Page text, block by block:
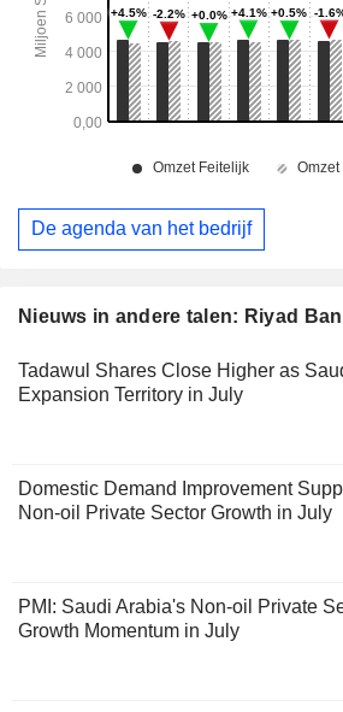
Nieuws in andere talen: Riyad
Tadawul Shares Close Higher as
Expansion Territory in July
Domestic Demand Improvement
Non-oil Private Sector Growth in July
PMI: Saudi Arabia's Non-oil Private
Growth Momentum in July
De agenda van het bedrijf